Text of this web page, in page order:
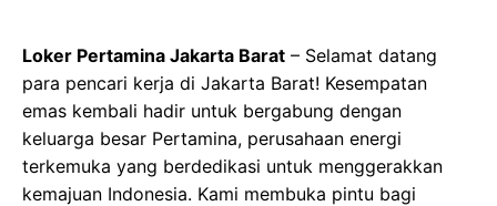
Loker Pertamina Jakarta Barat – Selamat datang
para pencari kerja di Jakarta Barat! Kesempatan
emas kembali hadir untuk bergabung dengan
keluarga besar Pertamina, perusahaan energi
terkemuka yang berdedikasi untuk menggerakkan
kemajuan Indonesia. Kami membuka pintu bagi